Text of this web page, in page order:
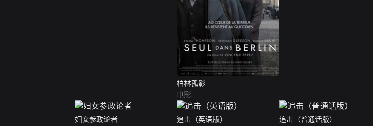
柏林孤影
电影
妇女参政论者
追击（英语版）
追击（普通话版）